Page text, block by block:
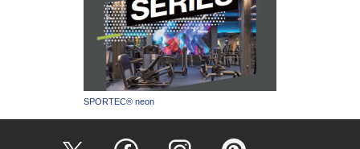
SPORTEC® neon